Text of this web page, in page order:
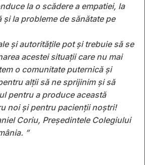
la o scădere a empatiei, la
la probleme de sănătate pe
și autoritățile pot și trebuie să se
acestei situații care nu mai
o comunitate puternică și
alții să ne sprijinim și să
pentru a produce această
noi și pentru pacienții noștri!
Coriu, Președintele Colegiului
”